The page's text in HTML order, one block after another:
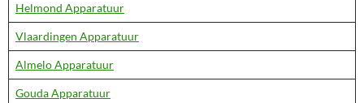
Helmond Apparatuur
Vlaardingen Apparatuur
Almelo Apparatuur
Gouda Apparatuur